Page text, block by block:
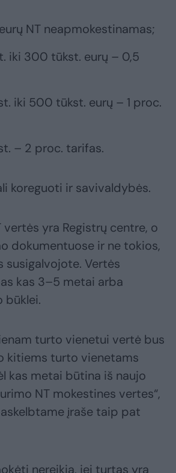
NT neapmokestinamas;
iki 300 tūkst. eurų – 0,5
iki 500 tūkst. eurų – 1 proc.
– 2 proc. tarifas.
koreguoti ir savivaldybės.
vertės yra Registrų centre, o
dokumentuose ir ne tokios,
susigalvojote. Vertės
kas 3–5 metai arba
būklei.
turto vienetui vertė bus
kitiems turto vienetams
kas metai būtina iš naujo
NT mokestines vertes“,
įraše taip pat
nereikia, jei turtas yra